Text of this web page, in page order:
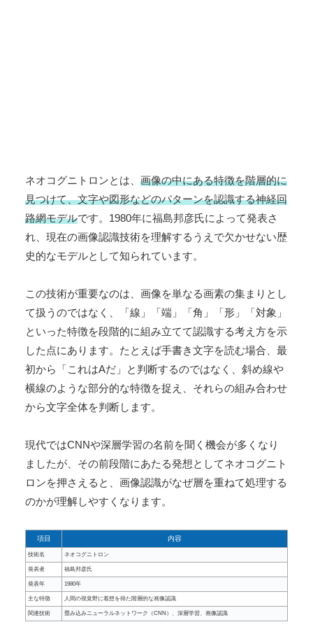
ネオコグニトロンとは、 画像の中にある特徴を階層的に
見つけて、文字や図形などのパターンを認識する神経回
路網モデルです。1980年に福島邦彦氏によって発表さ
れ、現在の画像認識技術を理解するうえで欠かせない歴
史的なモデルとして知られています。
この技術が重要なのは、画像を単なる画素の集まりとし
て扱うのではなく、「線」「端」「角」「形」「対象」
といった特徴を段階的に組み立てて認識する考え方を示
した点にあります。たとえば手書き文字を読む場合、最
初から「これはAだ」と判断するのではなく、斜め線や
横線のような部分的な特徴を捉え、それらの組み合わせ
から文字全体を判断します。
現代ではCNNや深層学習の名前を聞く機会が多くなり
ましたが、その前段階にあたる発想としてネオコグニト
ロンを押さえると、画像認識がなぜ層を重ねて処理する
のかが理解しやすくなります。
項目 内容
技術名 ネオコグニトロン
発表者 福島邦彦氏
発表年 1980年
主な特徴 人間の視覚野に着想を得た階層的な画像認識
関連技術 畳み込みニューラルネットワーク（CNN）、深層学習、画像認識